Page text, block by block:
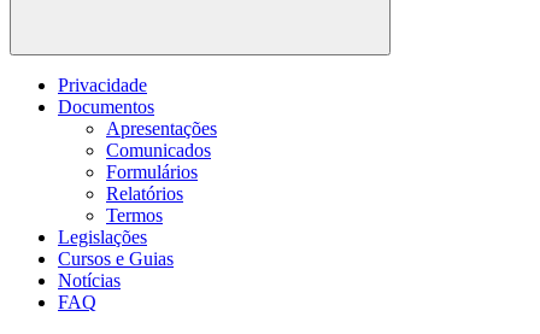
Buscar
Privacidade
Documentos
Apresentações
Comunicados
Formulários
Relatórios
Termos
Legislações
Cursos e Guias
Notícias
FAQ